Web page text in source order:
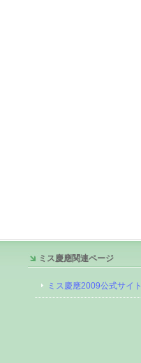
ミス慶應関連ページ
ミス慶應2009公式サイト